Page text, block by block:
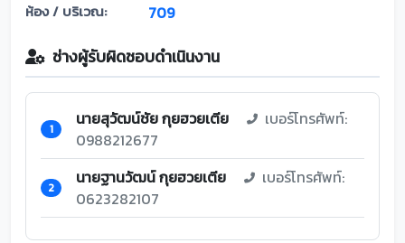
ห้อง / บริเวณ: 709
ช่างผู้รับผิดชอบดำเนินงาน
1 นายสุวัฒน์ชัย กุยฮวยเตีย
เบอร์โทรศัพท์:
0988212677
2 นายฐานวัฒน์ กุยฮวยเตีย
เบอร์โทรศัพท์:
0623282107